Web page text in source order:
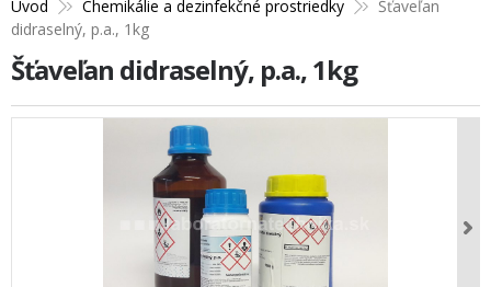
Úvod Chemikálie a dezinfekčné prostriedky
Šťaveľan
didraselný, p.a., 1kg
Šťaveľan didraselný, p.a., 1kg